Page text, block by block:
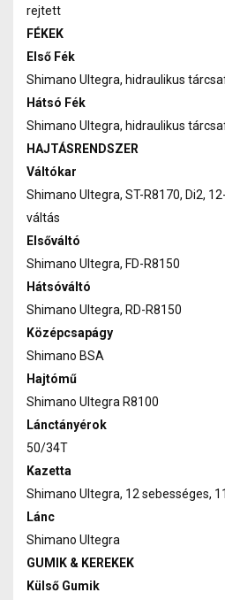
rejtett
FÉKEK
Első Fék
Shimano Ultegra, hidraulikus
Hátsó Fék
Shimano Ultegra, hidraulikus
HAJTÁSRENDSZER
Váltókar
Shimano Ultegra, ST-R8170, Di2,
váltás
Elsőváltó
Shimano Ultegra, FD-R8150
Hátsóváltó
Shimano Ultegra, RD-R8150
Középcsapágy
Shimano BSA
Hajtómű
Shimano Ultegra R8100
Lánctányérok
50/34T
Kazetta
Shimano Ultegra, 12 sebességes,
Lánc
Shimano Ultegra
GUMIK & KEREKEK
Külső Gumik